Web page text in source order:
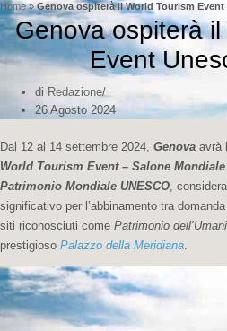
Home»Genova ospiterà il World Tourism Event
Genova ospiterà il
Event
di Redazione
26 Agosto 2024
Dal 12 al 14 settembre 2024, Genova avrà
World Tourism Event – Salone
Patrimonio Mondiale UNESCO ,
significativo per l’abbinamento tra
siti riconosciuti come Patrimonio
prestigioso Palazzo della Meridiana